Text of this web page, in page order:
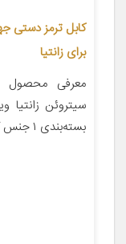
برای زانتیا
معرفی محصول
سیتروئن زانتیا
بسته‌بندی ۱ جنس کالا […]